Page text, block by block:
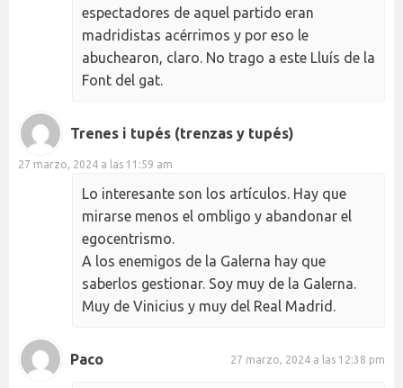
espectadores de aquel partido eran
madridistas acérrimos y por eso le
abuchearon, claro. No trago a este Lluís de la
Font del gat.
Trenes i tupés (trenzas y tupés)
27 marzo, 2024 a las 11:59 am
Lo interesante son los artículos. Hay que
mirarse menos el ombligo y abandonar el
egocentrismo.
A los enemigos de la Galerna hay que
saberlos gestionar. Soy muy de la Galerna.
Muy de Vinicius y muy del Real Madrid.
Paco 27 marzo, 2024 a las 12:38 pm